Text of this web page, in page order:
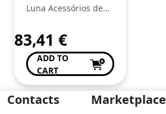
Luna Acessórios de
83,41 €
ADD TO
CART
Contacts Marketplace